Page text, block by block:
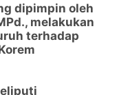
dipimpin oleh
melakukan
terhadap